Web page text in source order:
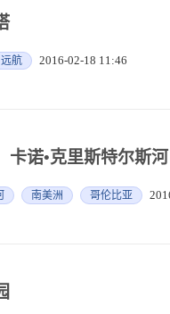
远航 2016-02-18 11:46
卡诺•克里斯特尔斯河
南美洲 哥伦比亚